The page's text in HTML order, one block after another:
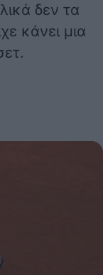
δεν τα
κάνει μια